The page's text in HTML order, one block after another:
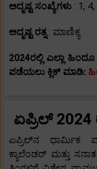
ಅದೃಷ್ಟ ಸಂಖ್ಯೆಗಳು : 1, 4,
ಅದೃಷ್ಟ ರತ್ನ: ಮಾಣಿಕ್ಯ
2024ರಲ್ಲಿ ಎಲ್ಲಾ
ಪಡೆಯಲು ಕ್ಲಿಕ್ ಮಾಡಿ:
ಏಪ್ರಿಲ್
ಏಪ್ರಿಲ್‌ನ ಧಾರ್ಮಿಕ
ಕ್ಯಾಲೆಂಡರ್ ಮತ್ತು